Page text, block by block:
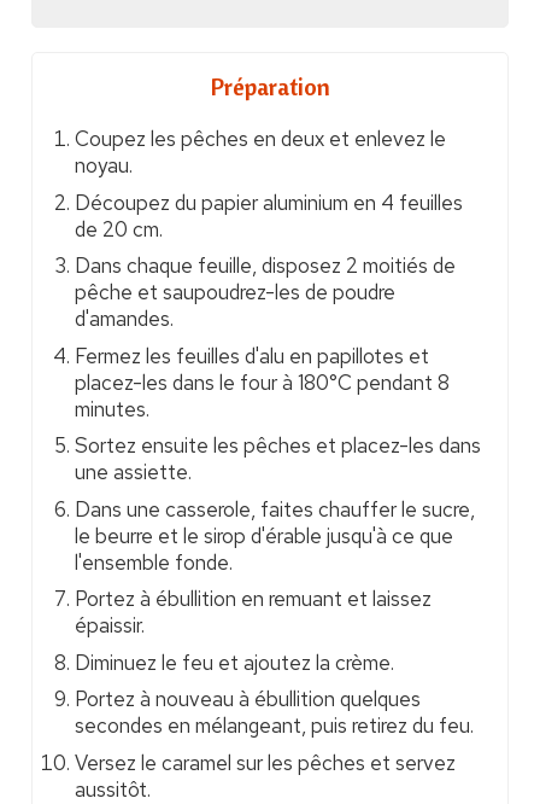
Préparation
Coupez les pêches en deux et enlevez le
noyau.
Découpez du papier aluminium en 4 feuilles
de 20 cm.
Dans chaque feuille, disposez 2 moitiés de
pêche et saupoudrez-les de poudre
d'amandes.
Fermez les feuilles d'alu en papillotes et
placez-les dans le four à 180°C pendant 8
minutes.
Sortez ensuite les pêches et placez-les dans
une assiette.
Dans une casserole, faites chauffer le sucre,
le beurre et le sirop d'érable jusqu'à ce que
l'ensemble fonde.
Portez à ébullition en remuant et laissez
épaissir.
Diminuez le feu et ajoutez la crème.
Portez à nouveau à ébullition quelques
secondes en mélangeant, puis retirez du feu.
Versez le caramel sur les pêches et servez
aussitôt.